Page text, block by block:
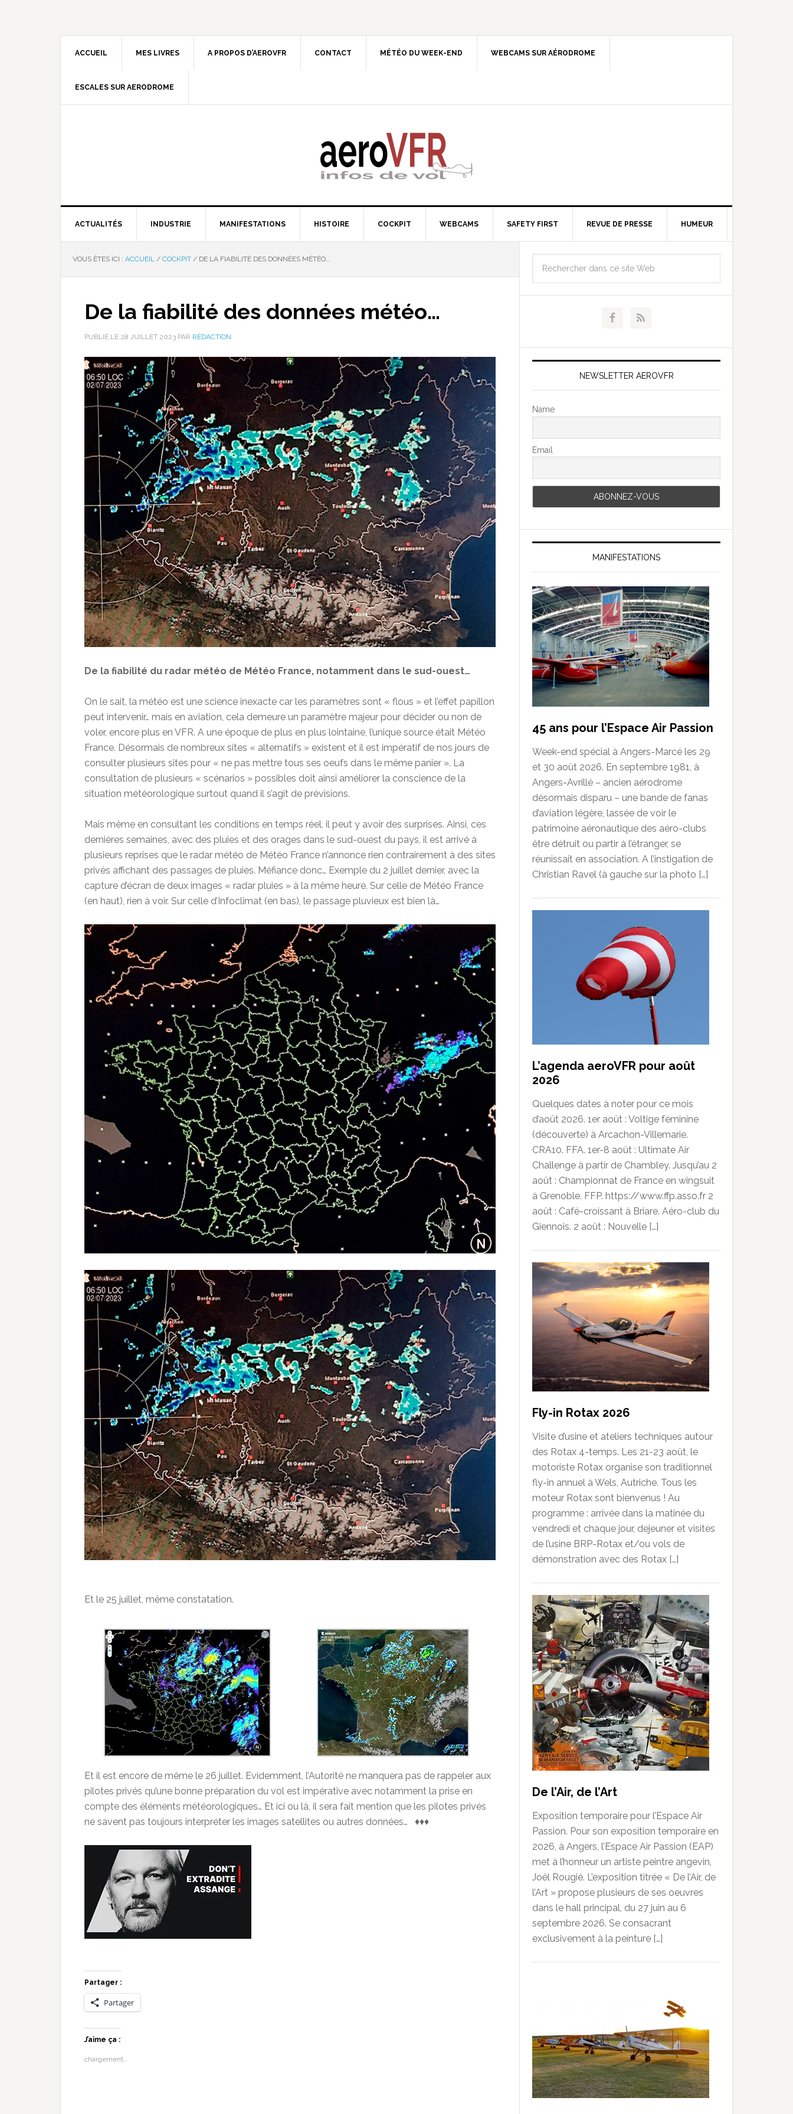
ACCUEIL MES LIVRES A PROPOS D’AEROVFR CONTACT MÉTÉO DU WEEK-END WEBCAMS SUR AÉRODROME
ESCALES SUR AERODROME
ACTUALITÉS INDUSTRIE MANIFESTATIONS HISTOIRE COCKPIT WEBCAMS SAFETY FIRST REVUE DE PRESSE HUMEUR
VOUS ÊTES ICI : ACCUEIL / COCKPIT / DE LA FIABILITÉ DES DONNÉES MÉTÉO…
De la fiabilité des données météo…
PUBLIÉ LE 28 JUILLET 2023 PAR RÉDACTION
De la fiabilité du radar météo de Météo France, notamment dans le sud-ouest…
On le sait, la météo est une science inexacte car les paramètres sont « flous » et l’effet papillon
peut intervenir… mais en aviation, cela demeure un paramètre majeur pour décider ou non de
voler, encore plus en VFR. A une époque de plus en plus lointaine, l’unique source était Météo
France. Désormais de nombreux sites « alternatifs » existent et il est impératif de nos jours de
consulter plusieurs sites pour « ne pas mettre tous ses oeufs dans le même panier ». La
consultation de plusieurs « scénarios » possibles doit ainsi améliorer la conscience de la
situation météorologique surtout quand il s’agit de prévisions.
Mais même en consultant les conditions en temps réel, il peut y avoir des surprises. Ainsi, ces
dernières semaines, avec des pluies et des orages dans le sud-ouest du pays, il est arrivé à
plusieurs reprises que le radar météo de Météo France n’annonce rien contrairement à des sites
privés affichant des passages de pluies. Méfiance donc… Exemple du 2 juillet dernier, avec la
capture d’écran de deux images « radar pluies » à la même heure. Sur celle de Météo France
(en haut), rien à voir. Sur celle d’Infoclimat (en bas), le passage pluvieux est bien là…
Et le 25 juillet, même constatation.
Et il est encore de même le 26 juillet. Evidemment, l’Autorité ne manquera pas de rappeler aux
pilotes privés qu’une bonne préparation du vol est impérative avec notamment la prise en
compte des éléments météorologiques… Et ici ou là, il sera fait mention que les pilotes privés
ne savent pas toujours interpréter les images satellites ou autres données… ♦♦♦
Partager :
Partager
J’aime ça :
chargement…
NEWSLETTER AEROVFR
Name
Email
MANIFESTATIONS
45 ans pour l’Espace Air Passion
Week-end spécial à Angers-Marcé les 29
et 30 août 2026. En septembre 1981, à
Angers-Avrillé – ancien aérodrome
désormais disparu – une bande de fanas
d’aviation légère, lassée de voir le
patrimoine aéronautique des aéro-clubs
être détruit ou partir à l’étranger, se
réunissait en association. A l’instigation de
Christian Ravel (à gauche sur la photo […]
L’agenda aeroVFR pour août
2026
Quelques dates à noter pour ce mois
d’août 2026. 1er août : Voltige féminine
(découverte) à Arcachon-Villemarie.
CRA10. FFA. 1er-8 août : Ultimate Air
Challenge à partir de Chambley. Jusqu’au 2
août : Championnat de France en wingsuit
à Grenoble. FFP. https://www.ffp.asso.fr 2
août : Café-croissant à Briare. Aéro-club du
Giennois. 2 août : Nouvelle […]
Fly-in Rotax 2026
Visite d’usine et ateliers techniques autour
des Rotax 4-temps. Les 21-23 août, le
motoriste Rotax organise son traditionnel
fly-in annuel à Wels, Autriche. Tous les
moteur Rotax sont bienvenus ! Au
programme : arrivée dans la matinée du
vendredi et chaque jour, dejeuner et visites
de l’usine BRP-Rotax et/ou vols de
démonstration avec des Rotax […]
De l’Air, de l’Art
Exposition temporaire pour l’Espace Air
Passion. Pour son exposition temporaire en
2026, à Angers, l’Espace Air Passion (EAP)
met à l’honneur un artiste peintre angevin,
Joël Rougié. L’exposition titrée « De l’Air, de
l’Art » propose plusieurs de ses oeuvres
dans le hall principal, du 27 juin au 6
septembre 2026. Se consacrant
exclusivement à la peinture […]